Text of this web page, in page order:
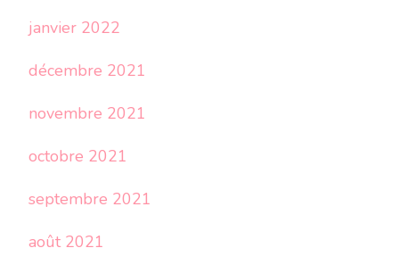
janvier 2022
décembre 2021
novembre 2021
octobre 2021
septembre 2021
août 2021